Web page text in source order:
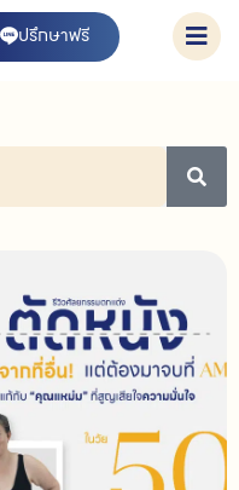
ปรึกษาฟรี